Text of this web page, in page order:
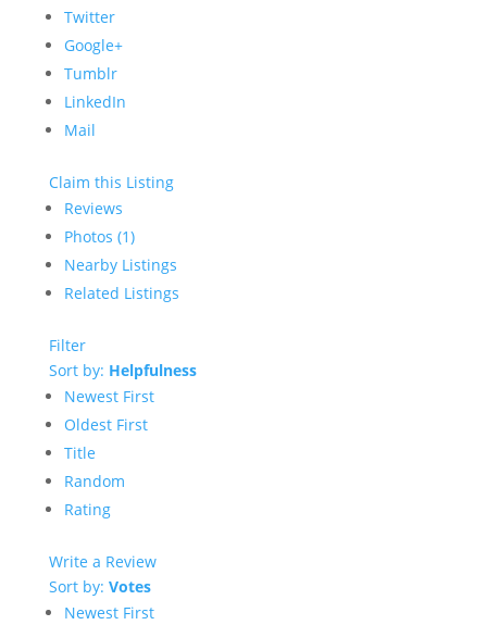
Twitter
Google+
Tumblr
LinkedIn
Mail
Claim this Listing
Reviews
Photos (1)
Nearby Listings
Related Listings
Filter
Sort by: Helpfulness
Newest First
Oldest First
Title
Random
Rating
Write a Review
Sort by: Votes
Newest First